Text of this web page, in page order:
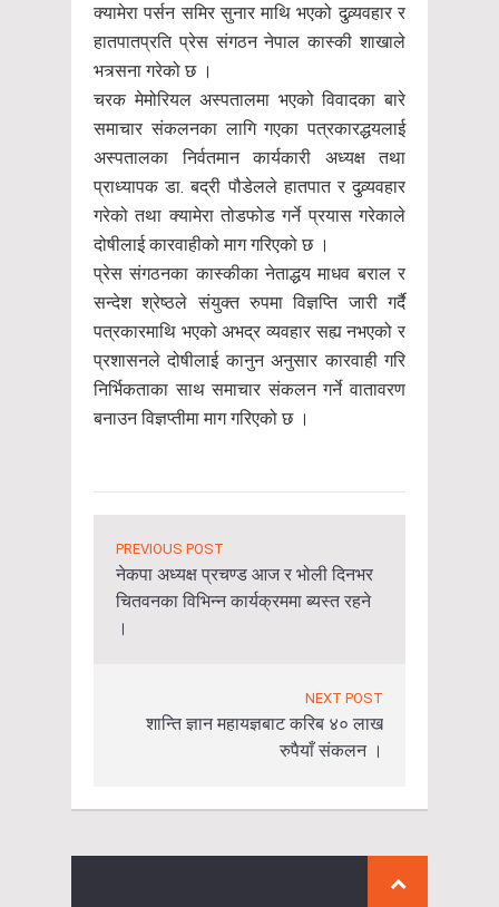
क्यामेरा पर्सन समिर सुनार माथि भएको दुव्र्यवहार र
हातपातप्रति प्रेस संगठन नेपाल कास्की शाखाले
भत्र्सना गरेको छ ।
चरक मेमोरियल अस्पतालमा भएको विवादका बारे
समाचार संकलनका लागि गएका पत्रकारद्धयलाई
अस्पतालका निर्वतमान कार्यकारी अध्यक्ष तथा
प्राध्यापक डा. बद्री पौडेलले हातपात र दुव्र्यवहार
गरेको तथा क्यामेरा तोडफोड गर्ने प्रयास गरेकाले
दोषीलाई कारवाहीको माग गरिएको छ ।
प्रेस संगठनका कास्कीका नेताद्धय माधव बराल र
सन्देश श्रेष्ठले संयुक्त रुपमा विज्ञप्ति जारी गर्दै
पत्रकारमाथि भएको अभद्र व्यवहार सह्य नभएको र
प्रशासनले दोषीलाई कानुन अनुसार कारवाही गरि
निर्भिकताका साथ समाचार संकलन गर्ने वातावरण
बनाउन विज्ञप्तीमा माग गरिएको छ ।
PREVIOUS POST
नेकपा अध्यक्ष प्रचण्ड आज र भोली दिनभर
चितवनका विभिन्न कार्यक्रममा ब्यस्त रहने
।
NEXT POST
शान्ति ज्ञान महायज्ञबाट करिब ४० लाख
रुपैयाँ संकलन ।